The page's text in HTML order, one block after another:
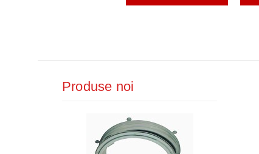
Produse noi